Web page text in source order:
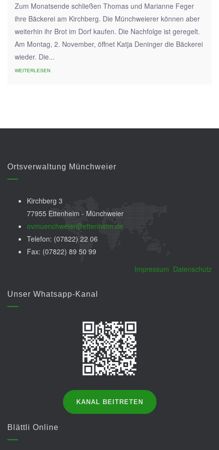
Zum Monatsende schließen Thomas und Marianne Feger
ihre Bäckerei am Kirchberg. Die Münchweierer können aber
weiterhin ihr Brot im Dorf kaufen. Die Nachfolge ist geregelt.
Am Montag, 2. November, öffnet Katja Deninger die Bäckerei
wieder. Die...
WEITERLESEN
Ortsverwaltung Münchweier
Kirchberg 3
77955 Ettenheim - Münchweier
ovmuenchweier@ettenheim.de
Telefon: (07822) 22 06
Fax: (07822) 89 50 99
Impressum Datenschutz
Unser Whatsapp-Kanal
KANAL BEITRETEN
Blättli Online